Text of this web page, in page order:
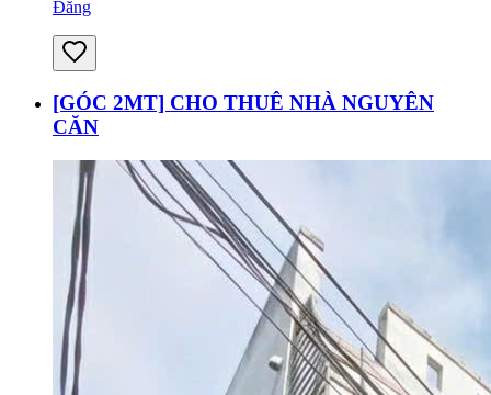
Đăng
[GÓC 2MT] CHO THUÊ NHÀ NGUYÊN
CĂN